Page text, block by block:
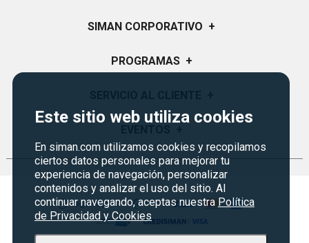
Este sitio web utiliza cookies
En siman.com utilizamos cookies y recopilamos
ciertos datos personales para mejorar tu
experiencia de navegación, personalizar
contenidos y analizar el uso del sitio. Al
continuar navegando, aceptas nuestra Política
de Privacidad y Cookies
SIMAN CORPORATIVO +
Quiénes Somos
Sucursales
Servicios
Empleos Siman
PROGRAMAS +
Certificados de Regalo
Credisiman
Política de devoluciones y garantías
Contáctenos
Seguridad del sitio
Política de Privacidad
Condiciones ofertas
Rebajas